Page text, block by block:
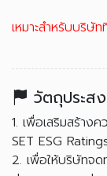
เหมาะสำหรับบริษั
วัตถุประส
1. เพื่อเสริมสร้างค
SET ESG
2. เพื่อให้บริษัทจด